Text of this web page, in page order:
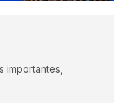
importantes,